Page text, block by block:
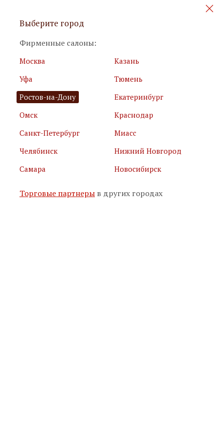
Персональные акции и новинки
Я принимаю
условия использования сайта
Я соглашаюсь сполитикой обработки персональных
Подписаться
Выберите город
Фирменные салоны:
Москва
Казань
Уфа
Тюмень
Ростов-на-Дону
Екатеринбург
Омск
Краснодар
Санкт-Петербург
Миасс
Челябинск
Нижний Новгород
Самара
Новосибирск
Торговые партнеры в других городах